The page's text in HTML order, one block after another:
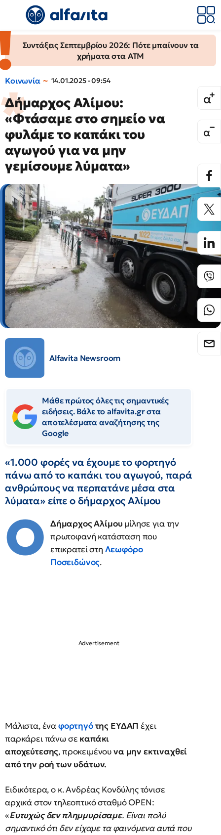
Συντάξεις Σεπτεμβρίου 2026: Πότε μπαίνουν τα
χρήματα στα ΑΤΜ
Κοινωνία 14.01.2025 - 09:54
Δήμαρχος Αλίμου:
«Φτάσαμε στο σημείο να
φυλάμε το καπάκι του
αγωγού για να μην
γεμίσουμε λύματα»
Alfavita Newsroom
Μάθε πρώτος όλες τις σημαντικές
ειδήσεις. Βάλε το alfavita.gr στα
αποτελέσματα αναζήτησης της
Google
«1.000 φορές να έχουμε το φορτηγό
πάνω από το καπάκι του αγωγού, παρά
ανθρώπους να περπατάνε μέσα στα
λύματα» είπε ο δήμαρχος Αλίμου
Ο Δήμαρχος Αλίμου μίλησε για την
πρωτοφανή κατάσταση που
επικρατεί στη Λεωφόρο
Ποσειδώνος.
Μάλιστα, έναφορτηγότης ΕΥΔΑΠ έχει
παρκάρει πάνω σε καπάκι
αποχεύτεσης, προκειμένουνα μην εκτιναχθεί
από την ροή των υδάτων.
Ειδικότερα, ο κ. Ανδρέας Κονδύλης τόνισε
αρχικά στον τηλεοπτικό σταθμό OPEN:
«Ευτυχώς δεν πλημμυρίσαμε. Είναι πολύ
σημαντικό ότι δεν είχαμε τα φαινόμενα αυτά που